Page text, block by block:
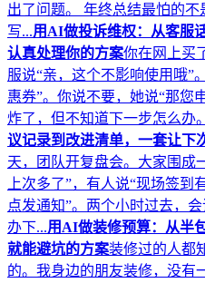
出了问题。 年终总结最怕的不
写...用AI做投诉维权：从客服
认真处理你的方案你在网上买
服说“亲，这个不影响使用哦”
惠券”。你说不要，她说“那您
炸了，但不知道下一步怎么办
议记录到改进清单，一套让下
天，团队开复盘会。大家围成
上次多了”，有人说“现场签到
点发通知”。两个小时过去，
办下...用AI做装修预算：从半
就能避坑的方案装修过的人都
的。我身边的朋友装修，没有